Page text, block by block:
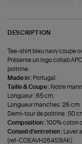
DESCRIPTION
Tee-shirt bleu navy coupe
Présente un logo collab
poitrine.
Made in : Portugal.
Taille & Coupe : Notre
Longueur : 65 cm.
Longueur manches : 26 cm.
Demi-tour de poitrine : 50
Composition :100% coton
Conseil d'entretien :
Laver
(ref-COEAVH26453IAK)